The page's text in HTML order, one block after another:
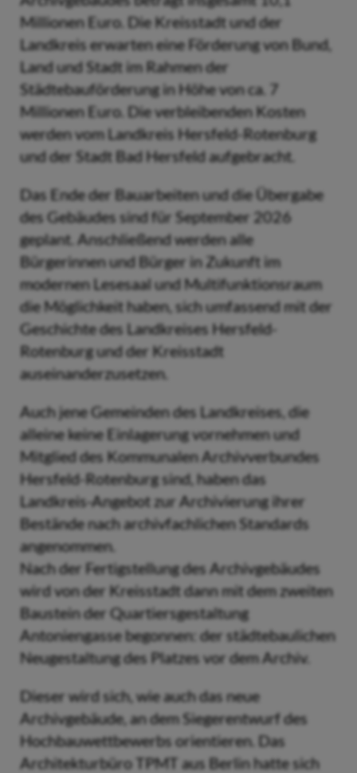
Millionen Euro. Die Kreisstadt und der
Landkreis erwarten eine Förderung von Bund,
Land und Stadt im Rahmen der
Städtebauförderung in Höhe von ca. 7
Millionen Euro. Die verbleibenden Kosten
werden vom Landkreis Hersfeld-Rotenburg
und der Stadt Bad Hersfeld aufgebracht.
Das Ende der Bauarbeiten und die Übergabe
des Gebäudes sind für September 2026
geplant. Anschließend werden alle
Bürgerinnen und Bürger in Zukunft im
modernen Lesesaal und Multifunktionsraum
die Möglichkeit haben, sich umfassend mit der
Geschichte des Landkreises Hersfeld-
Rotenburg und der Kreisstadt
auseinanderzusetzen.
Auch jene Gemeinden des Landkreises, die
alleine keine Einlagerung vornehmen und
Mitglied des Kommunalen Archivverbundes
Hersfeld-Rotenburg sind, haben das
Landkreis-Angebot zur Archivierung ihrer
Bestände nach archivfachlichen Standards
angenommen.
Nach der Fertigstellung des Archivgebäudes
wird von der Kreisstadt dann mit dem zweiten
Baustein der Quartiersgestaltung
Antoniengasse begonnen: der städtebaulichen
Neugestaltung des Platzes vor dem Archiv.
Dieser wird sich, wie auch das neue
Archivgebäude, an dem Siegerentwurf des
Hochbauwettbewerbs orientieren. Das
Architekturbüro TPMT aus Berlin hatte sich